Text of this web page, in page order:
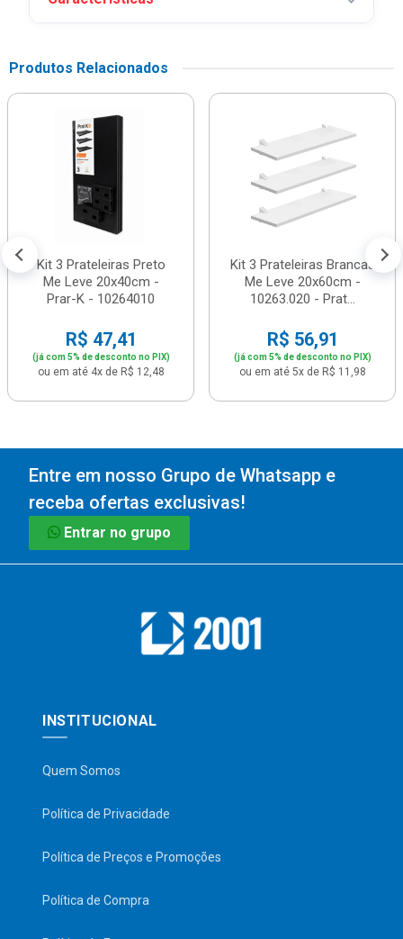
Produtos Relacionados
Kit 3 Prateleiras Preto
Me Leve 20x40cm -
Prar-K - 10264010
R$ 47,41
(já com 5% de desconto no PIX)
ou em até 4x de R$ 12,48
Kit 3 Prateleiras Brancas
Me Leve 20x60cm -
10263.020 - Prat...
R$ 56,91
(já com 5% de desconto no PIX)
ou em até 5x de R$ 11,98
Entre em nosso Grupo de Whatsapp e
receba ofertas exclusivas!
Entrar no grupo
INSTITUCIONAL
Quem Somos
Política de Privacidade
Política de Preços e Promoções
Política de Compra